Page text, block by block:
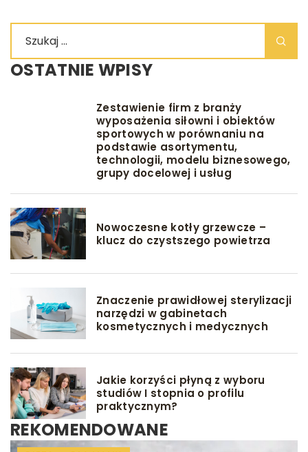
OSTATNIE WPISY
Zestawienie firm z branży
wyposażenia siłowni i obiektów
sportowych w porównaniu na
podstawie asortymentu,
technologii, modelu biznesowego,
grupy docelowej i usług
Nowoczesne kotły grzewcze –
klucz do czystszego powietrza
Znaczenie prawidłowej sterylizacji
narzędzi w gabinetach
kosmetycznych i medycznych
Jakie korzyści płyną z wyboru
studiów I stopnia o profilu
praktycznym?
REKOMENDOWANE